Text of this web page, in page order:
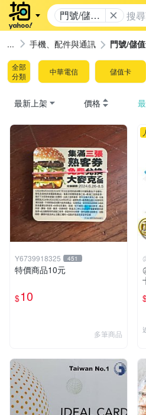
門號/儲值
卡
手機、配件與通訊 門號/儲
全部
分類
中華電信 儲值卡
最新上架 價格
Y6739918325 451
特價商品10元
$10
多筆商品